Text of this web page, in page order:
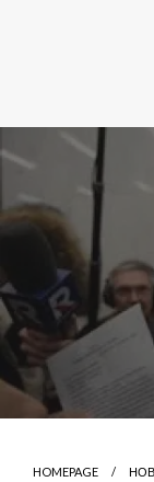
HOMEPAGE